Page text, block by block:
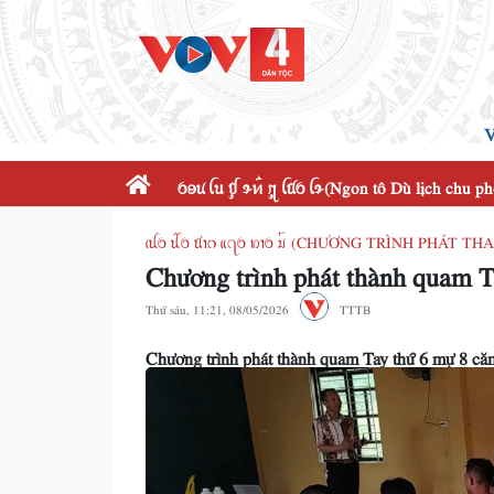
ꪉꪮꪙ ꪶꪕ ꪤꪴ ꪩꪀꪲ ꪋꪴ ꪶꪠꪉ ꪶꪩ(Ngon tô Dù lịch chu
ꪹꪊꪉ ꪊꪲꪉ ꪠꪱꪒ ꪵꪖꪉ ꪭꪱꪉ ꪣꪳ (CHƯƠNG TRÌNH PHÁT
Chương trình phát thành quam
Thứ sáu, 11:21, 08/05/2026 TTTB
Chương trình phát thành quam Tay thứ 6 mự 8